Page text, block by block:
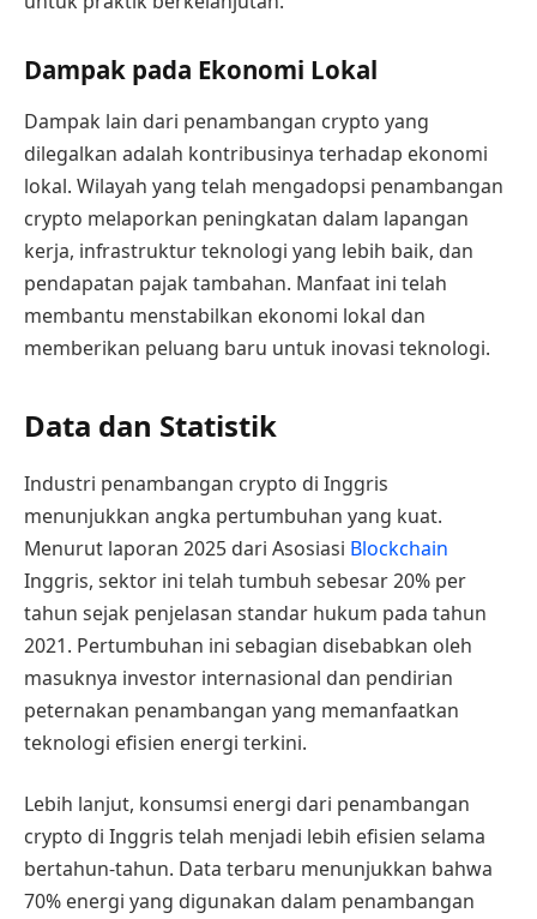
Dampak pada Ekonomi Lokal
Dampak lain dari penambangan crypto yang
dilegalkan adalah kontribusinya terhadap ekonomi
lokal. Wilayah yang telah mengadopsi penambangan
crypto melaporkan peningkatan dalam lapangan
kerja, infrastruktur teknologi yang lebih baik, dan
pendapatan pajak tambahan. Manfaat ini telah
membantu menstabilkan ekonomi lokal dan
memberikan peluang baru untuk inovasi teknologi.
Data dan Statistik
Industri penambangan crypto di Inggris
menunjukkan angka pertumbuhan yang kuat.
Menurut laporan 2025 dari Asosiasi Blockchain
Inggris, sektor ini telah tumbuh sebesar 20% per
tahun sejak penjelasan standar hukum pada tahun
2021. Pertumbuhan ini sebagian disebabkan oleh
masuknya investor internasional dan pendirian
peternakan penambangan yang memanfaatkan
teknologi efisien energi terkini.
Lebih lanjut, konsumsi energi dari penambangan
crypto di Inggris telah menjadi lebih efisien selama
bertahun-tahun. Data terbaru menunjukkan bahwa
70% energi yang digunakan dalam penambangan